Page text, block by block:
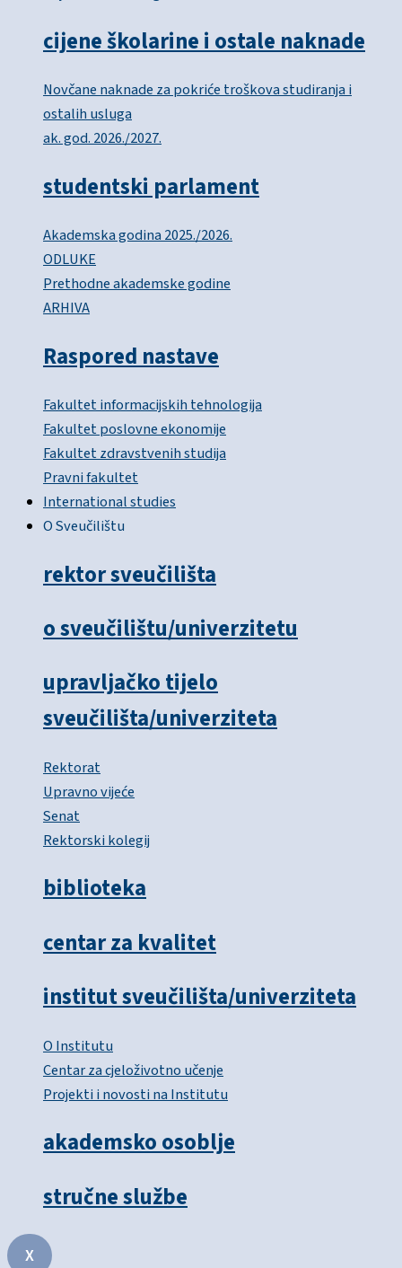
cijene školarine i ostale naknade
Novčane naknade za pokriće troškova studiranja i
ostalih usluga
ak. god. 2026./2027.
studentski parlament
Akademska godina 2025./2026.
ODLUKE
Prethodne akademske godine
ARHIVA
Raspored nastave
Fakultet informacijskih tehnologija
Fakultet poslovne ekonomije
Fakultet zdravstvenih studija
Pravni fakultet
International studies
O Sveučilištu
rektor sveučilišta
o sveučilištu/univerzitetu
upravljačko tijelo
sveučilišta/univerziteta
Rektorat
Upravno vijeće
Senat
Rektorski kolegij
biblioteka
centar za kvalitet
institut sveučilišta/univerziteta
O Institutu
Centar za cjeloživotno učenje
Projekti i novosti na Institutu
akademsko osoblje
stručne službe
X